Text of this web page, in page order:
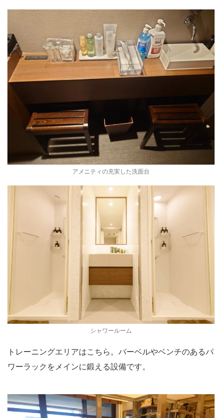
アメニティの充実した洗面台
シャワールーム
トレーニングエリアはこちら。バーベルやベンチのあるパ
ワーラックをメインに鍛える設備です。